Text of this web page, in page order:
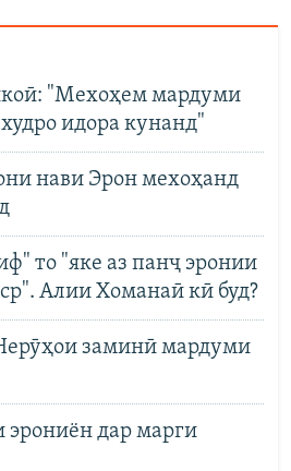
"Мехоҳем мардуми
идора кунанд"
нави Эрон мехоҳанд
то "яке аз панҷ эронии
Алии Хоманаӣ кӣ буд?
заминӣ мардуми
дар марги